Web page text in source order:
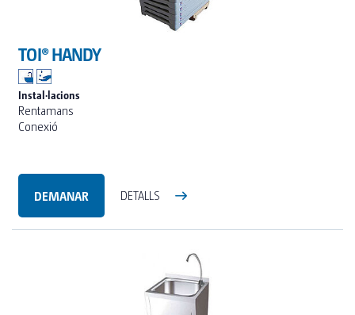
TOI® HANDY
Instal·lacions
Rentamans
Conexió
DEMANAR DETALLS